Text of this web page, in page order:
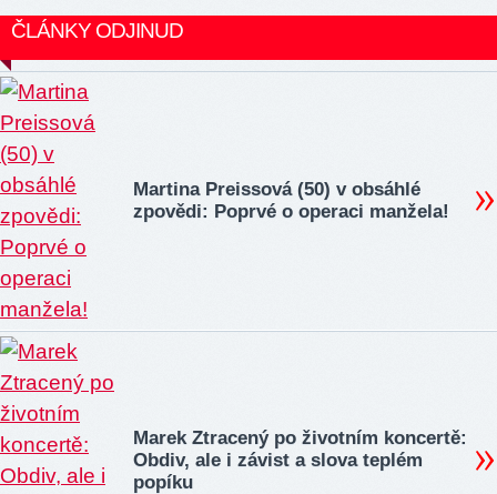
ČLÁNKY ODJINUD
Martina Preissová (50) v obsáhlé
zpovědi: Poprvé o operaci manžela!
Marek Ztracený po životním koncertě:
Obdiv, ale i závist a slova teplém
popíku